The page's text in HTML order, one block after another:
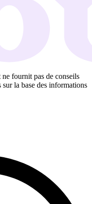
fournit pas de conseils
la base des informations